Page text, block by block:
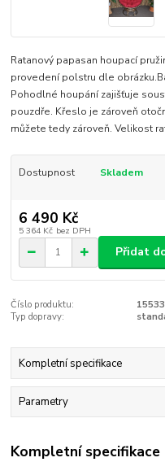
Ratanový papasan houpací
provedení polstru dle
Pohodlné houpání zajišťuje
pouzdře. Křeslo je zároveň
můžete tedy zároveň. Velikost
Dostupnost Skladem
6 490 Kč
5 364 Kč bez DPH
Přidat
Číslo produktu:
Typ dopravy:
Kompletní specifikace
Parametry
Kompletní specifikace